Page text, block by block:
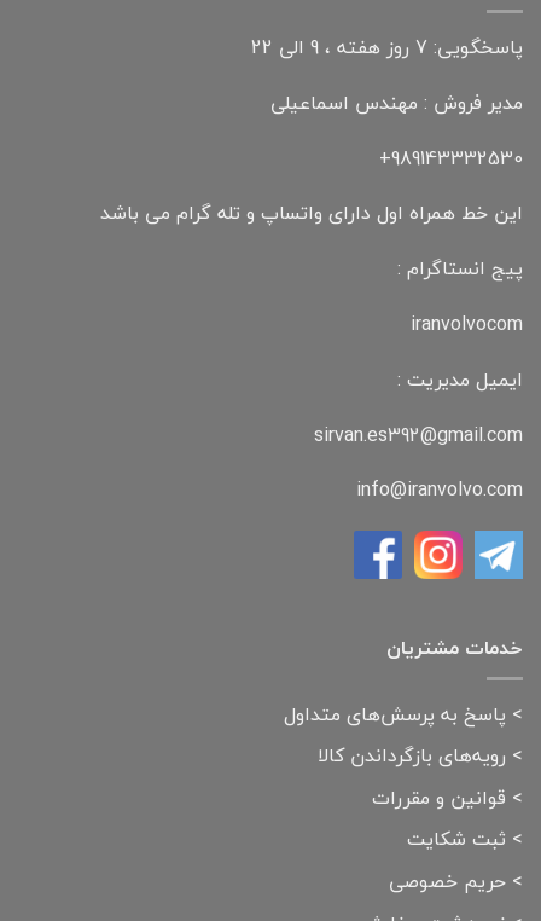
پاسخگویی: 7 روز هفته ، 9 الی 22
مدیر فروش : مهندس اسماعیلی
989143332530+
این خط همراه اول دارای واتساپ و تله گرام می باشد
پیج انستاگرام :
iranvolvocom
ایمیل مدیریت :
sirvan.es392@gmail.com
info@iranvolvo.com
خدمات مشتریان
> پاسخ به پرسش‌های متداول
> رویه‌های بازگرداندن کالا
> قوانین و مقررات
> ثبت شکایت
> حریم خصوصی